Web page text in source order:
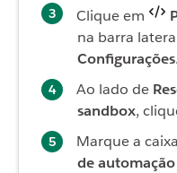
Clique em
na barra
Configurações.
Ao lado de
sandbox,
Marque a
de